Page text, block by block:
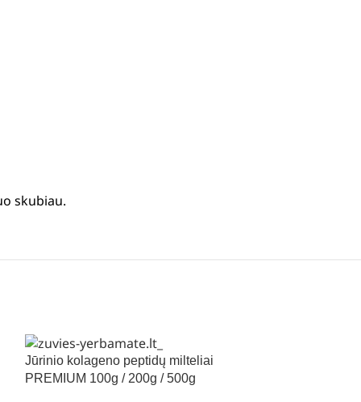
skubiau.
Jūrinio kolageno peptidų milteliai
PREMIUM 100g / 200g / 500g